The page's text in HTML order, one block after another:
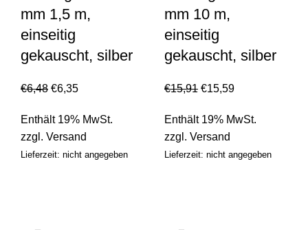
mm 1,5 m,
einseitig
gekauscht, silber
€6,48 €6,35
Enthält 19% MwSt.
zzgl. Versand
Lieferzeit: nicht angegeben
mm 10 m,
einseitig
gekauscht, silber
€15,91 €15,59
Enthält 19% MwSt.
zzgl. Versand
Lieferzeit: nicht angegeben